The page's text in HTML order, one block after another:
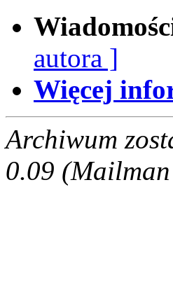
autora ]
Więcej
Archiwum
0.09